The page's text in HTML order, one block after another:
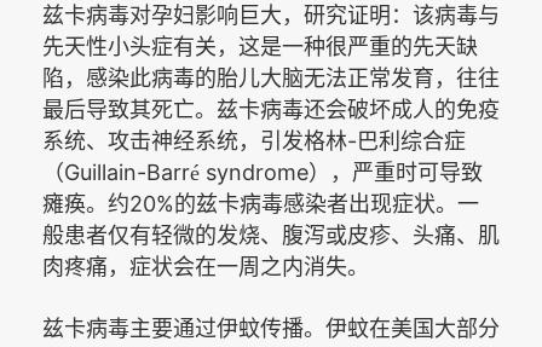
兹卡病毒对孕妇影响巨大，研究证明：该病毒与
先天性小头症有关，这是一种很严重的先天缺
陷，感染此病毒的胎儿大脑无法正常发育，往往
最后导致其死亡。兹卡病毒还会破坏成人的免疫
系统、攻击神经系统，引发格林-巴利综合症
（Guillain-Barré syndrome），严重时可导致
瘫痪。约20% 的兹卡病毒感染者出现症状。一
般患者仅有轻微的发烧、腹泻或皮疹、头痛、肌
肉疼痛，症状会在一周之内消失。
兹卡病毒主要通过伊蚊传播。伊蚊在美国大部分